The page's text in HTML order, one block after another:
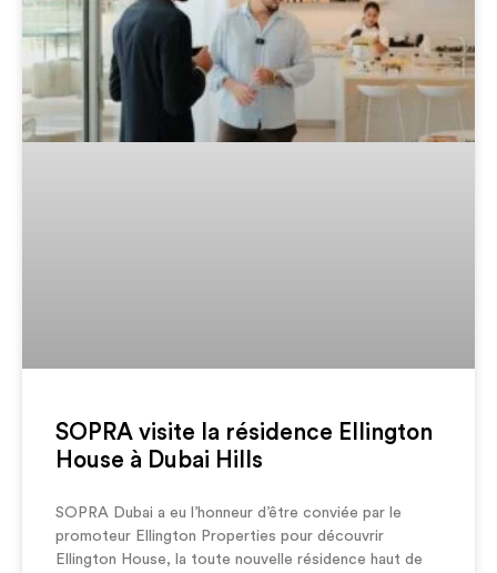
SOPRA visite la résidence Ellington
House à Dubai Hills
SOPRA Dubai a eu l’honneur d’être conviée par le
promoteur Ellington Properties pour découvrir
Ellington House, la toute nouvelle résidence haut de